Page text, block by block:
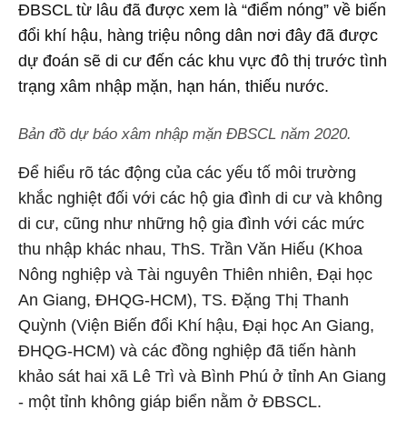
ĐBSCL từ lâu đã được xem là “điểm nóng” về biến
đổi khí hậu, hàng triệu nông dân nơi đây đã được
dự đoán sẽ di cư đến các khu vực đô thị trước tình
trạng xâm nhập mặn, hạn hán, thiếu nước.
Bản đồ dự báo xâm nhập mặn ĐBSCL năm 2020.
Để hiểu rõ tác động của các yếu tố môi trường
khắc nghiệt đối với các hộ gia đình di cư và không
di cư, cũng như những hộ gia đình với các mức
thu nhập khác nhau, ThS. Trần Văn Hiếu (Khoa
Nông nghiệp và Tài nguyên Thiên nhiên, Đại học
An Giang, ĐHQG-HCM), TS. Đặng Thị Thanh
Quỳnh (Viện Biến đổi Khí hậu, Đại học An Giang,
ĐHQG-HCM) và các đồng nghiệp đã tiến hành
khảo sát hai xã Lê Trì và Bình Phú ở tỉnh An Giang
- một tỉnh không giáp biển nằm ở ĐBSCL.